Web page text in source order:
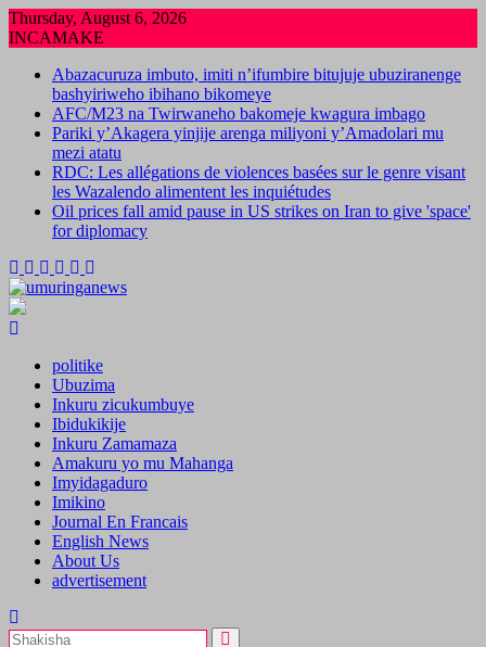
Skip
to
Thursday, August 6, 2026
INCAMAKE
Abazacuruza imbuto, imiti n’ifumbire bitujuje ubuziranenge
bashyiriweho ibihano bikomeye
AFC/M23 na Twirwaneho bakomeje kwagura imbago
Pariki y’Akagera yinjije arenga miliyoni y’Amadolari mu
mezi atatu
RDC: Les allégations de violences basées sur le genre visant
les Wazalendo alimentent les inquiétudes
Oil prices fall amid pause in US strikes on Iran to give 'space'
for diplomacy
politike
Ubuzima
Inkuru zicukumbuye
Ibidukikije
Inkuru Zamamaza
Amakuru yo mu Mahanga
Imyidagaduro
Imikino
Journal En Francais
English News
About Us
advertisement